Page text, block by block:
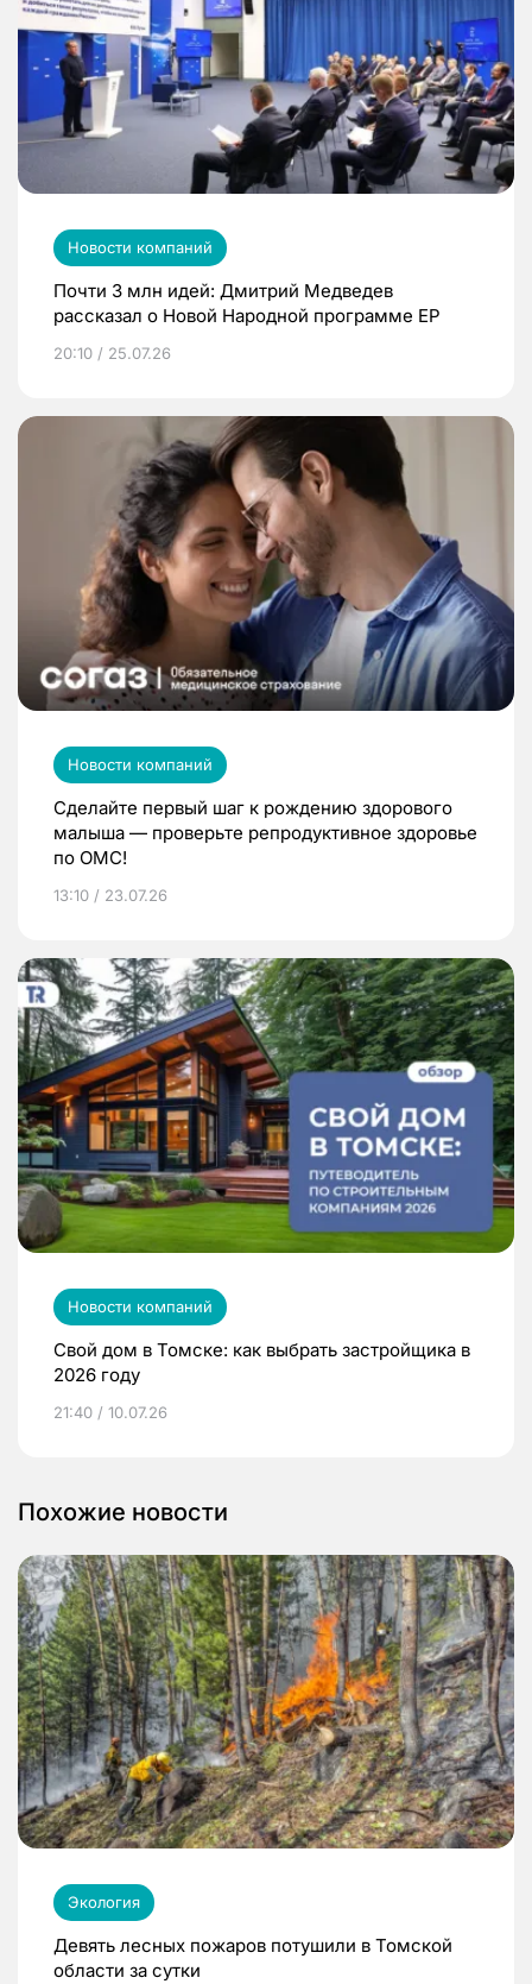
Новости компаний
Почти 3 млн идей: Дмитрий Медведев
рассказал о Новой Народной программе ЕР
20:10 / 25.07.26
Новости компаний
Сделайте первый шаг к рождению здорового
малыша — проверьте репродуктивное здоровье
по ОМС!
13:10 / 23.07.26
Новости компаний
Свой дом в Томске: как выбрать застройщика в
2026 году
21:40 / 10.07.26
Похожие новости
Экология
Девять лесных пожаров потушили в Томской
области за сутки